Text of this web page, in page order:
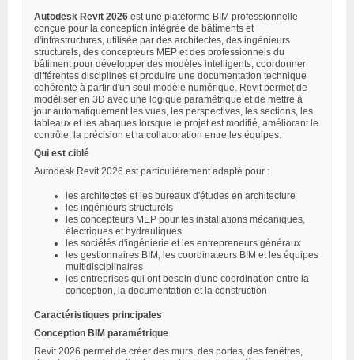
Autodesk Revit 2026 est une plateforme BIM professionnelle
conçue pour la conception intégrée de bâtiments et
d'infrastructures, utilisée par des architectes, des ingénieurs
structurels, des concepteurs MEP et des professionnels du
bâtiment pour développer des modèles intelligents, coordonner
différentes disciplines et produire une documentation technique
cohérente à partir d'un seul modèle numérique. Revit permet de
modéliser en 3D avec une logique paramétrique et de mettre à
jour automatiquement les vues, les perspectives, les sections, les
tableaux et les abaques lorsque le projet est modifié, améliorant le
contrôle, la précision et la collaboration entre les équipes.
Qui est ciblé
Autodesk Revit 2026 est particulièrement adapté pour :
les architectes et les bureaux d'études en architecture
les ingénieurs structurels
les concepteurs MEP pour les installations mécaniques,
électriques et hydrauliques
les sociétés d'ingénierie et les entrepreneurs généraux
les gestionnaires BIM, les coordinateurs BIM et les équipes
multidisciplinaires
les entreprises qui ont besoin d'une coordination entre la
conception, la documentation et la construction
Caractéristiques principales
Conception BIM paramétrique
Revit 2026 permet de créer des murs, des portes, des fenêtres,